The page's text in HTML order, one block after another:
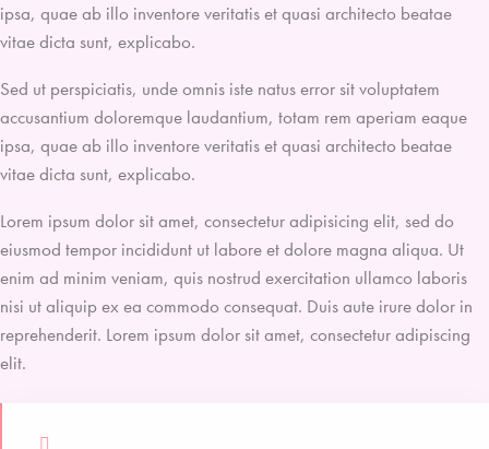
ipsa, quae ab illo inventore veritatis et quasi architecto beatae
vitae dicta sunt, explicabo.
Sed ut perspiciatis, unde omnis iste natus error sit voluptatem
accusantium doloremque laudantium, totam rem aperiam eaque
ipsa, quae ab illo inventore veritatis et quasi architecto beatae
vitae dicta sunt, explicabo.
Lorem ipsum dolor sit amet, consectetur adipisicing elit, sed do
eiusmod tempor incididunt ut labore et dolore magna aliqua. Ut
enim ad minim veniam, quis nostrud exercitation ullamco laboris
nisi ut aliquip ex ea commodo consequat. Duis aute irure dolor in
reprehenderit. Lorem ipsum dolor sit amet, consectetur adipiscing
elit.